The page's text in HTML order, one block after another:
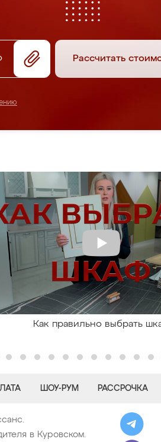
Рассчитать
Как правильно выбрать
ШОУ-РУМ РАССРОЧКА
в Куровском.